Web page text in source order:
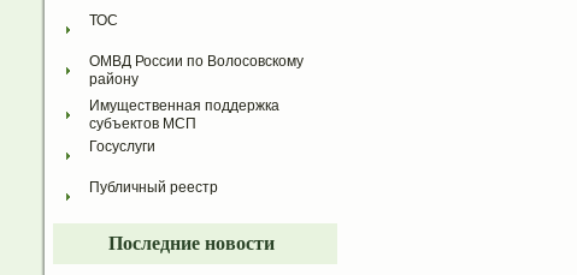
ТОС
ОМВД России по Волосовскому
району
Имущественная поддержка
субъектов МСП
Госуслуги
Публичный реестр
Последние новости